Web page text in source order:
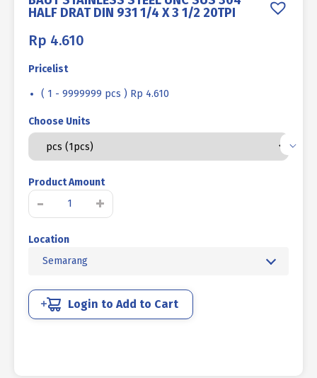
HALF DRAT DIN 931 1/4 X 3 1/2 20TPI
Rp 4.610
Pricelist
( 1 - 9999999 pcs ) Rp 4.610
Choose Units
Product Amount
-
Kuantitas
STEEL
UNC
HALF
DRAT
+
Location
Semarang
Login to Add to Cart